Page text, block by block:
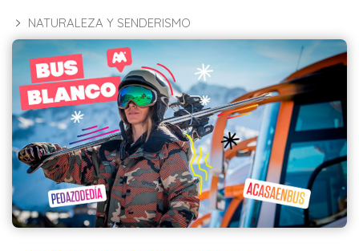
NATURALEZA Y SENDERISMO